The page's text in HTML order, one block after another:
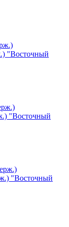
"Восточный
"Восточный
"Восточный